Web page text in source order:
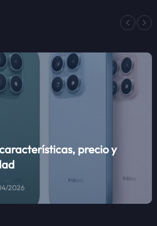
precio y
2026